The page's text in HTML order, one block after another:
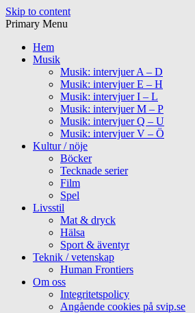
Skip to content
Primary Menu
Hem
Musik
Musik: intervjuer A – D
Musik: intervjuer E – H
Musik: intervjuer I – L
Musik: intervjuer M – P
Musik: intervjuer Q – U
Musik: intervjuer V – Ö
Kultur / nöje
Böcker
Tecknade serier
Film
Spel
Livsstil
Mat & dryck
Hälsa
Sport & äventyr
Teknik / vetenskap
Human Frontiers
Om oss
Integritetspolicy
Angående cookies på svip.se